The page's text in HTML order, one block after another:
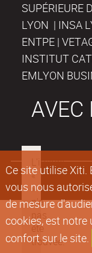
Ce site utilise
vous nous
de mesure
cookies, est
confort sur le site.
SUPÉRIEURE
LYON | INSA
ENTPE |
INSTITUT
EMLYON
AVEC